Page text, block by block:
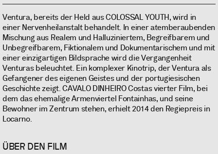
Ventura, bereits der Held aus COLOSSAL YOUTH, wird in
einer Nervenheilanstalt behandelt. In einer atemberaubenden
Mischung aus Realem und Halluziniertem, Begreifbarem und
Unbegreifbarem, Fiktionalem und Dokumentarischem und mit
einer einzigartigen Bildsprache wird die Vergangenheit
Venturas beleuchtet. Ein komplexer Kinotrip, der Ventura als
Gefangener des eigenen Geistes und der portugiesischen
Geschichte zeigt. CAVALO DINHEIRO Costas vierter Film, bei
dem das ehemalige Armenviertel Fontainhas, und seine
Bewohner im Zentrum stehen, erhielt 2014 den Regiepreis in
Locarno.
ÜBER DEN FILM